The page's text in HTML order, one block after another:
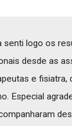
logo os
desde as
e fisiatra,
Especial